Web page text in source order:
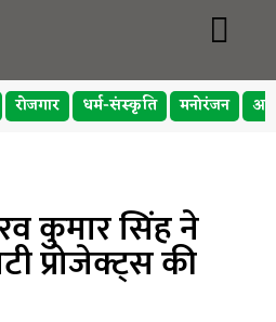
रोजगार धर्म-संस्कृति मनोरंजन
कुमार सिंह ने
प्रोजेक्ट्स की